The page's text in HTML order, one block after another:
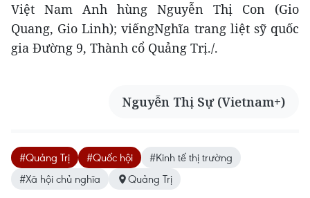
Việt Nam Anh hùng Nguyễn Thị Con (Gio
Quang, Gio Linh); viếngNghĩa trang liệt sỹ quốc
gia Đường 9, Thành cổ Quảng Trị./.
Nguyễn Thị Sự (Vietnam+)
#Quảng Trị #Quốc hội
#Kinh tế thị trường
#Xã hội chủ nghĩa
Quảng Trị